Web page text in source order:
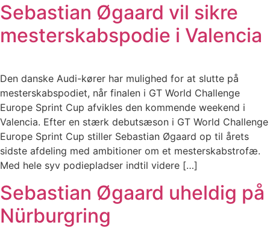
Sebastian Øgaard vil sikre
mesterskabspodie i Valencia
Den danske Audi-kører har mulighed for at slutte på
mesterskabspodiet, når finalen i GT World Challenge
Europe Sprint Cup afvikles den kommende weekend i
Valencia. Efter en stærk debutsæson i GT World Challenge
Europe Sprint Cup stiller Sebastian Øgaard op til årets
sidste afdeling med ambitioner om et mesterskabstrofæ.
Med hele syv podiepladser indtil videre […]
Sebastian Øgaard uheldig på
Nürburgring